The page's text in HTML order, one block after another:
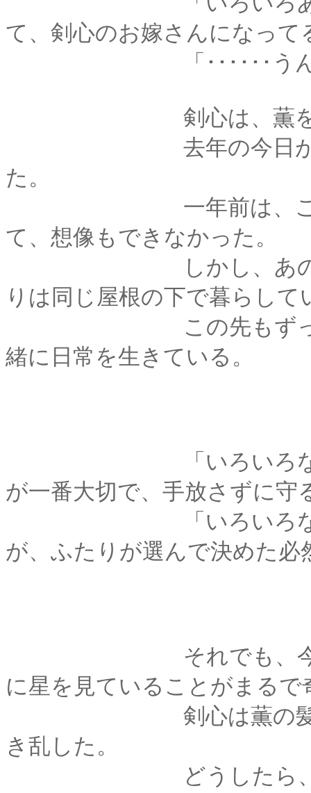
て、剣心のお嫁さんになって
「･･････うん
剣心は、薫を抱く
去年の今日が、今生
た。
一年前は、こんな「
て、想像もできなかった。
しかし、あの別れの
りは同じ屋根の下で暮らして
この先もずっと一緒
緒に日常を生きている。
「いろいろなこと」
が一番大切で、手放さずに
「いろいろなこと」
が、ふたりが選んで決めた
それでも、今こうし
に星を見ていることがまる
剣心は薫の髪に指を
き乱した。
どうしたら、この泣